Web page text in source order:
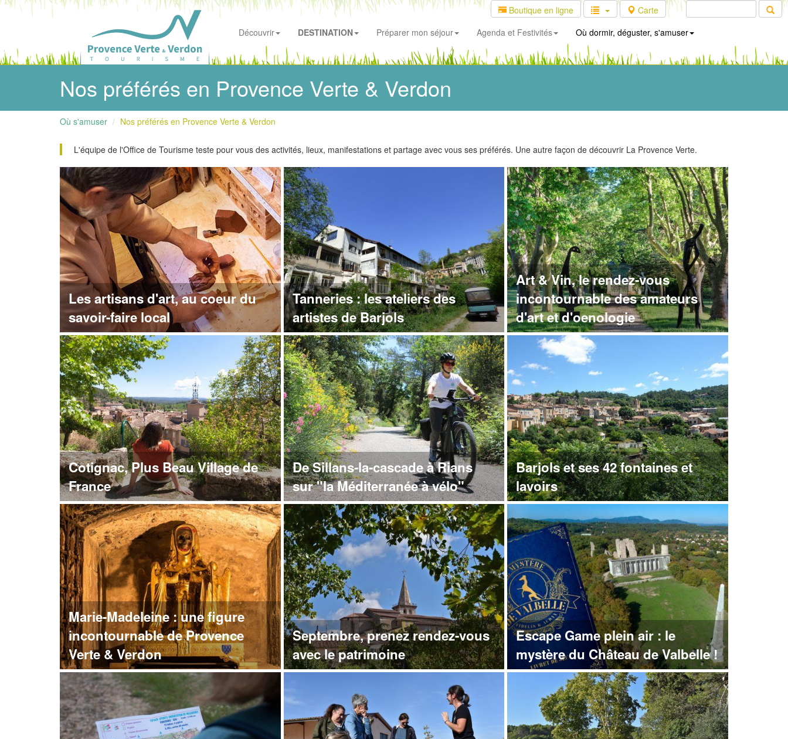
Boutique en ligne
Carte
Découvrir
DESTINATION Préparer mon séjour Agenda et Festivités Où dormir, déguster, s'amuser
Nos préférés en Provence Verte & Verdon
Où s'amuser Nos préférés en Provence Verte & Verdon
L'équipe de l'Office de Tourisme teste pour vous des activités, lieux, manifestations et partage avec vous ses préférés. Une autre façon de découvrir La Provence Verte.
Les artisans d'art, au coeur du
savoir-faire local
Tanneries : les ateliers des
artistes de Barjols
Art & Vin, le rendez-vous
incontournable des amateurs
d'art et d'oenologie
Cotignac, Plus Beau Village de
France
De Sillans-la-cascade à Rians
sur "la Méditerranée à vélo"
Barjols et ses 42 fontaines et
lavoirs
Marie-Madeleine : une figure
incontournable de Provence
Verte & Verdon
Septembre, prenez rendez-vous
avec le patrimoine
Escape Game plein air : le
mystère du Château de Valbelle !